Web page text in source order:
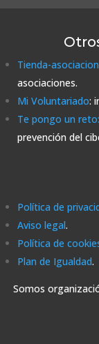
Tienda-
asociaciones.
Mi Voluntariado:
Te pongo un
prevención del
Política de
Aviso legal.
Política de
Plan de Igualdad.
Somos